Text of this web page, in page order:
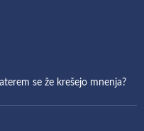
se že krešejo mnenja?